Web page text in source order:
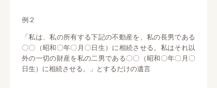
例２
「私は、私の所有する下記の不動産を、私の長男である
〇〇（昭和〇年〇月〇日生）に相続させる。私はそれ以
外の一切の財産を私の二男である〇〇（昭和〇年〇月〇
日生）に相続させる。」とするだけの遺言